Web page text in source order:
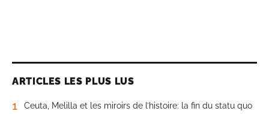
ARTICLES LES PLUS LUS
1 Ceuta, Melilla et les miroirs de l’histoire: la fin du statu quo